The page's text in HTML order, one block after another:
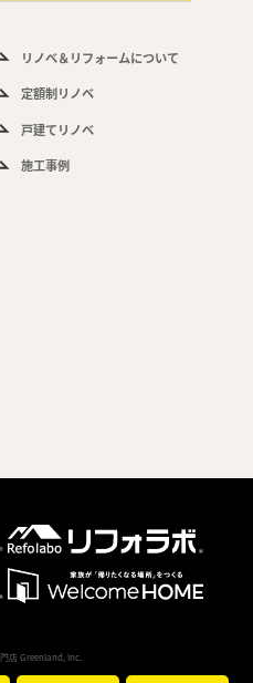
リノベ＆リフォームについて
定額制リノベ
戸建てリノベ
施工事例
店 Greenland, Inc.All Rights Reserved.